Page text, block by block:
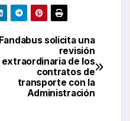
Fandabus solicita una
revisión
extraordinaria de los
contratos de
transporte con la
Administración